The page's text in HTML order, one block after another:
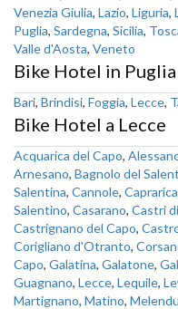
Venezia Giulia, Lazio, Liguria,
Puglia, Sardegna, Sicilia,
Valle d'Aosta, Veneto
Bike Hotel in Puglia
Bari, Brindisi, Foggia, Lecce,
Bike Hotel a Lecce
Acquarica del Capo,
Arnesano, Bagnolo del
Salentina, Cannole,
Salentino, Casarano, Castri
Castrignano del Capo,
Corigliano d'Otranto,
Capo, Galatina, Galatone,
Guagnano, Lecce, Lequile,
Martignano, Matino,